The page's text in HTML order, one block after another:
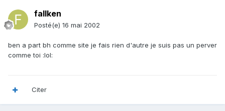
fallken
Posté(e) 16 mai 2002
ben a part bh comme site je fais rien d'autre je suis pas un perver
comme toi :lol:
Citer